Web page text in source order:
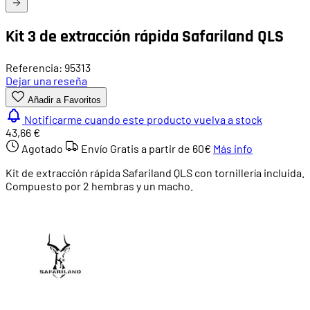
Kit 3 de extracción rápida Safariland QLS
Referencia: 95313
Dejar una reseña
Añadir a Favoritos
Notificarme cuando este producto vuelva a stock
43,66 €
Agotado
Envío Gratis a partir de 60€ Más info
Kit de extracción rápida Safariland QLS con tornillería incluida.
Compuesto por 2 hembras y un macho.